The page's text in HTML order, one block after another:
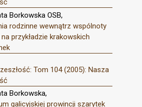
Borkowska OSB,
rodzinne wewnątrz wspólnoty
przykładzie krakowskich
Tom 104 (2005): Nasza
Borkowska,
galicyjskiej prowincji szarytek